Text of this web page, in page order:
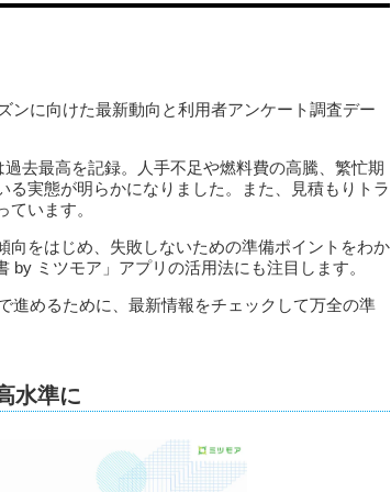
ンに向けた最新動向と利用者アンケート調査デー
去最高を記録。人手不足や燃料費の高騰、繁忙期
実態が明らかになりました。また、見積もりトラ
います。
をはじめ、失敗しないための準備ポイントをわか
by ミツモア」アプリの活用法にも注目します。
進めるために、最新情報をチェックして万全の準
水準に